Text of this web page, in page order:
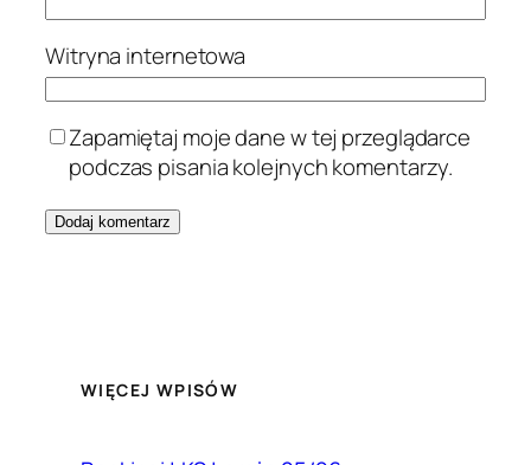
Witryna internetowa
Zapamiętaj moje dane w tej przeglądarce
podczas pisania kolejnych komentarzy.
WIĘCEJ WPISÓW